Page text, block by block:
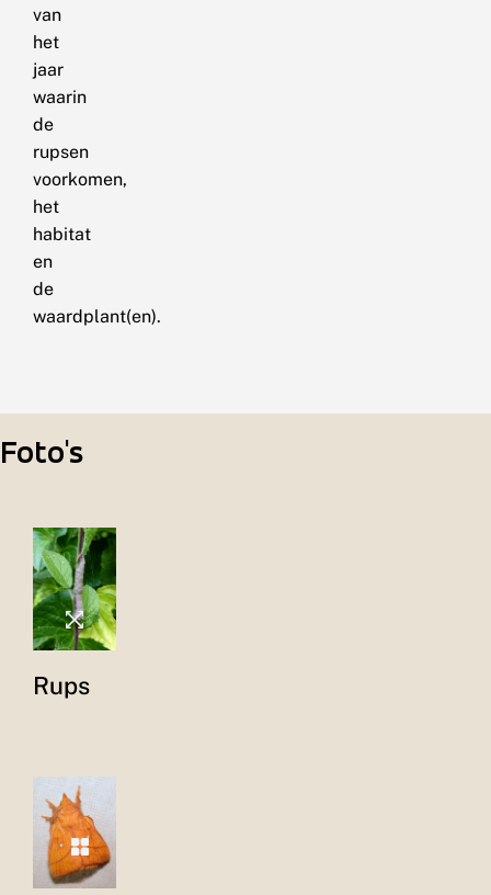
van
het
jaar
waarin
de
rupsen
voorkomen,
het
habitat
en
de
waardplant(en).
Foto's
Rups